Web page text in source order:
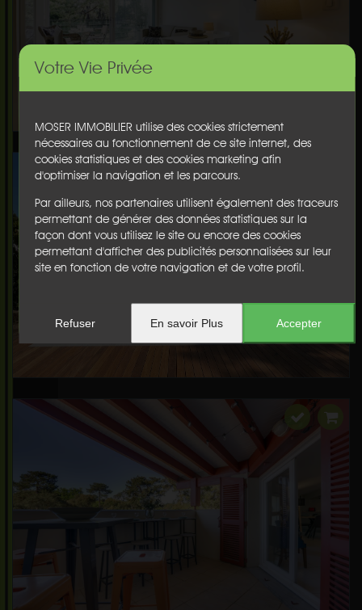
Votre Vie Privée
MOSER IMMOBILIER utilise des cookies strictement
nécessaires au fonctionnement de ce site internet, des
cookies statistiques et des cookies marketing afin
d'optimiser la navigation et les parcours.
Par ailleurs, nos partenaires utilisent également des traceurs
permettant de générer des données statistiques sur la
façon dont vous utilisez le site ou encore des cookies
permettant d'afficher des publicités personnalisées sur leur
site en fonction de votre navigation et de votre profil.
Refuser En savoir Plus Accepter